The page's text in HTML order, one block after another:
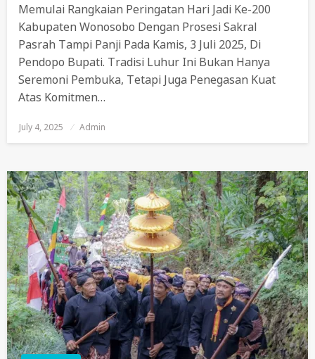
Memulai Rangkaian Peringatan Hari Jadi Ke-200
Kabupaten Wonosobo Dengan Prosesi Sakral
Pasrah Tampi Panji Pada Kamis, 3 Juli 2025, Di
Pendopo Bupati. Tradisi Luhur Ini Bukan Hanya
Seremoni Pembuka, Tetapi Juga Penegasan Kuat
Atas Komitmen…
Posted
On
July 4, 2025 Admin